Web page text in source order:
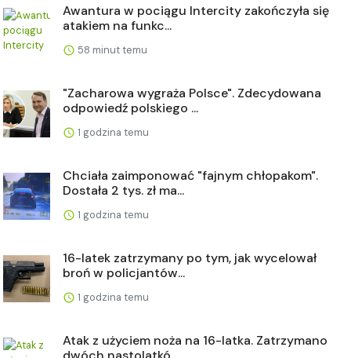
Awantura w pociągu Intercity zakończyła się
atakiem na funkc...
58 minut temu
"Zacharowa wygraża Polsce". Zdecydowana
odpowiedź polskiego ...
1 godzina temu
Chciała zaimponować "fajnym chłopakom".
Dostała 2 tys. zł ma...
1 godzina temu
16-latek zatrzymany po tym, jak wycelował
broń w policjantów...
1 godzina temu
Atak z użyciem noża na 16-latka. Zatrzymano